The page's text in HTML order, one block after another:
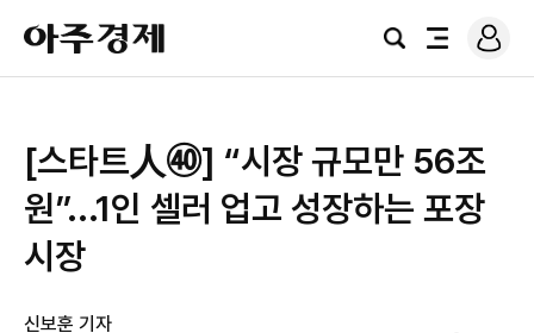
아
주
경
검
전
로
그
[스타트人㊵] “시장 규모만 56조
원”...1인 셀러 업고 성장하는 포장
시장
신보훈 기자